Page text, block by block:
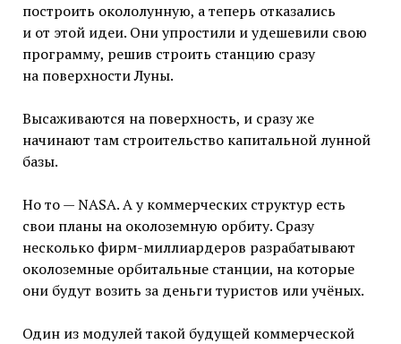
построить окололунную, а теперь отказались
и от этой идеи. Они упростили и удешевили свою
программу, решив строить станцию сразу
на поверхности Луны.
Высаживаются на поверхность, и сразу же
начинают там строительство капитальной лунной
базы.
Но то — NASA. А у коммерческих структур есть
свои планы на околоземную орбиту. Сразу
несколько фирм-миллиардеров разрабатывают
околоземные орбитальные станции, на которые
они будут возить за деньги туристов или учёных.
Один из модулей такой будущей коммерческой